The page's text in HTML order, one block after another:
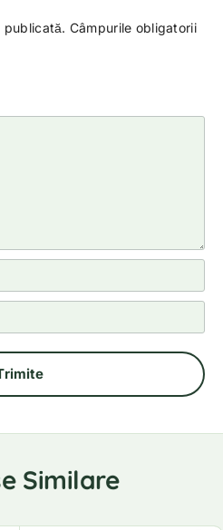
publicată. Câmpurile obligatorii
Similare